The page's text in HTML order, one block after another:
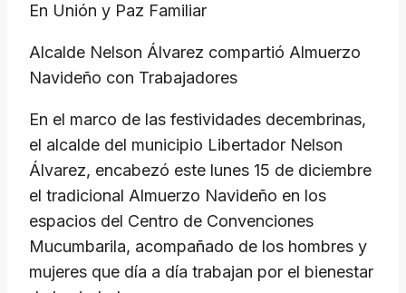
En Unión y Paz Familiar
Alcalde Nelson Álvarez compartió Almuerzo
Navideño con Trabajadores
En el marco de las festividades decembrinas,
el alcalde del municipio Libertador Nelson
Álvarez, encabezó este lunes 15 de diciembre
el tradicional Almuerzo Navideño en los
espacios del Centro de Convenciones
Mucumbarila, acompañado de los hombres y
mujeres que día a día trabajan por el bienestar